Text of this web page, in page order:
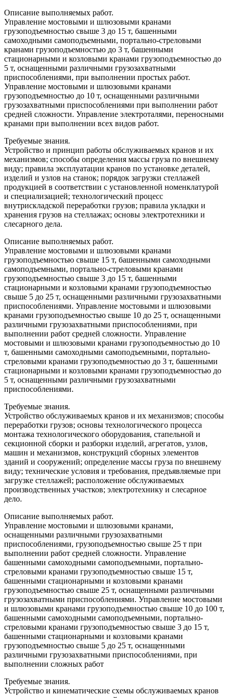
Описание выполняемых работ.
Управление мостовыми и шлюзовыми кранами
грузоподъемностью свыше 3 до 15 т, башенными
самоходными самоподъемными, портально-стреловыми
кранами грузоподъемностью до 3 т, башенными
стационарными и козловыми кранами грузоподъемностью до
5 т, оснащенными различными грузозахватными
приспособлениями, при выполнении простых работ.
Управление мостовыми и шлюзовыми кранами
грузоподъемностью до 10 т, оснащенными различными
грузозахватными приспособлениями при выполнении работ
средней сложности. Управление электроталями, переносными
кранами при выполнении всех видов работ.
Требуемые знания.
Устройство и принцип работы обслуживаемых кранов и их
механизмов; способы определения массы груза по внешнему
виду; правила эксплуатации кранов по установке деталей,
изделий и узлов на станок; порядок загрузки стеллажей
продукцией в соответствии с установленной номенклатурой
и специализацией; технологический процесс
внутрискладской переработки грузов; правила укладки и
хранения грузов на стеллажах; основы электротехники и
слесарного дела.
Описание выполняемых работ.
Управление мостовыми и шлюзовыми кранами
грузоподъемностью свыше 15 т, башенными самоходными
самоподъемными, портально-стреловыми кранами
грузоподъемностью свыше 3 до 15 т, башенными
стационарными и козловыми кранами грузоподъемностью
свыше 5 до 25 т, оснащенными различными грузозахватными
приспособлениями. Управление мостовыми и шлюзовыми
кранами грузоподъемностью свыше 10 до 25 т, оснащенными
различными грузозахватными приспособлениями, при
выполнении работ средней сложности. Управление
мостовыми и шлюзовыми кранами грузоподъемностью до 10
т, башенными самоходными самоподъемными, портально-
стреловыми кранами грузоподъемностью до 3 т, башенными
стационарными и козловыми кранами грузоподъемностью до
5 т, оснащенными различными грузозахватными
приспособлениями.
Требуемые знания.
Устройство обслуживаемых кранов и их механизмов; способы
переработки грузов; основы технологического процесса
монтажа технологического оборудования, стапельной и
секционной сборки и разборки изделий, агрегатов, узлов,
машин и механизмов, конструкций сборных элементов
зданий и сооружений; определение массы груза по внешнему
виду; технические условия и требования, предъявляемые при
загрузке стеллажей; расположение обслуживаемых
производственных участков; электротехнику и слесарное
дело.
Описание выполняемых работ.
Управление мостовыми и шлюзовыми кранами,
оснащенными различными грузозахватными
приспособлениями, грузоподъемностью свыше 25 т при
выполнении работ средней сложности. Управление
башенными самоходными самоподъемными, портально-
стреловыми кранами грузоподъемностью свыше 15 т,
башенными стационарными и козловыми кранами
грузоподъемностью свыше 25 т, оснащенными различными
грузозахватными приспособлениями. Управление мостовыми
и шлюзовыми кранами грузоподъемностью свыше 10 до 100 т,
башенными самоходными самоподъемными, портально-
стреловыми кранами грузоподъемностью свыше 3 до 15 т,
башенными стационарными и козловыми кранами
грузоподъемностью свыше 5 до 25 т, оснащенными
различными грузозахватными приспособлениями, при
выполнении сложных работ
Требуемые знания.
Устройство и кинематические схемы обслуживаемых кранов